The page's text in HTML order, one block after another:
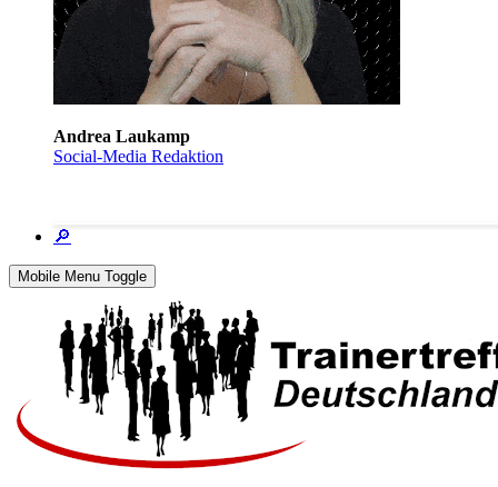
Andrea Laukamp
Social-Media Redaktion
🔎
Mobile Menu Toggle